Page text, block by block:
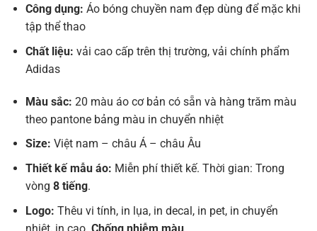
Công dụng: Áo bóng chuyền nam đẹp dùng để mặc khi
tập thể thao
Chất liệu: vải cao cấp trên thị trường, vải chính phẩm
Adidas
Màu sắc: 20 màu áo cơ bản có sẵn và hàng trăm màu
theo pantone bảng màu in chuyển nhiệt
Size: Việt nam – châu Á – châu Âu
Thiết kế mẫu áo: Miễn phí thiết kế. Thời gian: Trong
vòng 8 tiếng.
Logo: Thêu vi tính, in lụa, in decal, in pet, in chuyển
nhiệt, in cao. Chống nhiễm màu